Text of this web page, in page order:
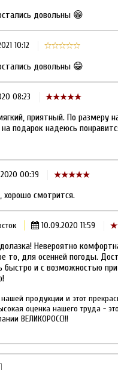
довольны 😁
10:12
довольны 😁
08:23
приятный. По размеру
подарок надеюсь
00:39
хорошо смотрится.
10.09.2020 11:59
Невероятно
то, для осенней погоды.
быстро и с возможностью
продукции и этот
оценка нашего труда -
ВЕЛИКОРОСС!!!